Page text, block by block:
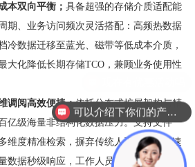
本双向平衡； 具备超强的存储介质适配能
期、业务访问频次灵活搭配：高频热数据
冷数据迁移至蓝光、磁带等低成本介质，
大化降低长期存储TCO，兼顾业务使用性
调阅高效便捷；依托分布式扩展架构与精
亿级海量非结构化数据压力。支持文件
维度精准检索，摒弃传统人工筛查、慢速
数据秒级响应，工作人员可快速定位目标
可以介绍下你们的产品么